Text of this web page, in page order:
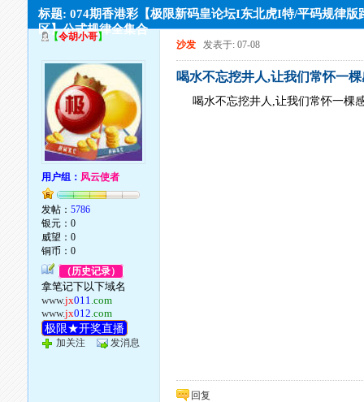
标题: 074期香港彩【极限新码皇论坛I东北虎I特/平码规律版
区】公式规律全集合
【令胡小哥】
用户组： 风云使者
发帖：5786
银元：0
威望：0
铜币：0
（历史记录）
拿笔记下以下域名
www.jx011.com
www.jx012.com
极限★开奖直播
加关注 发消息
沙发 发表于: 07-08
喝水不忘挖井人,让我们常怀一
喝水不忘挖井人,让我们常怀一棵
回复